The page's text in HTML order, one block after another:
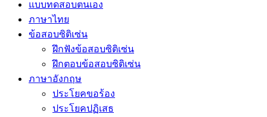
แบบทดสอบตนเอง
ภาษาไทย
ข้อสอบซิติเซ่น
ฝึกฟังข้อสอบซิติเซ่น
ฝึกตอบข้อสอบซิติเซ่น
ภาษาอังกฤษ
ประโยคขอร้อง
ประโยคปฏิเสธ